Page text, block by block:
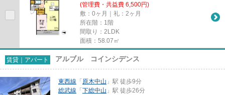
(管理費・共益費 6,500円)
敷：0ヶ月｜礼：2ヶ月
所在階：1階
間取り：2LDK
面積：58.07㎡
賃貸｜アパート アルブル コインシデンス
東西線 「 原木中山 」駅 徒歩9分
総武線 「 下総中山 」駅 徒歩26分